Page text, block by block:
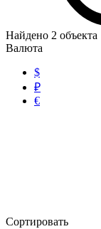
Найдено 2 объекта
Валюта
$
₽
€
Сортировать